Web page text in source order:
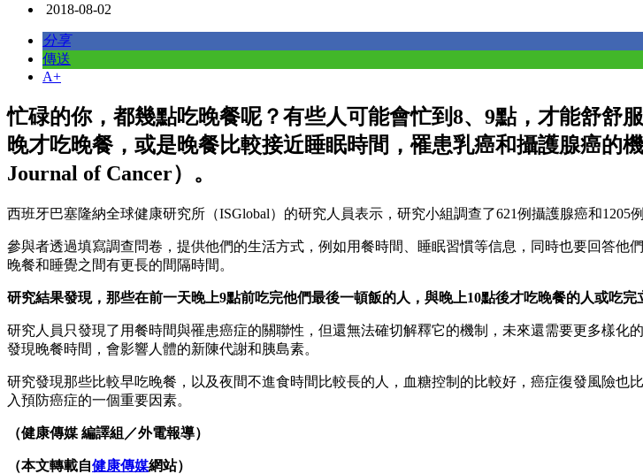
2018-08-02
分享
傳送
A+
忙碌的你，都幾點吃晚餐呢？有些人可能會忙到8、9點，才能舒舒
晚才吃晚餐，或是晚餐比較接近睡眠時間，罹患乳癌和攝護腺癌的
Journal of Cancer）。
西班牙巴塞隆納全球健康研究所（ISGlobal）的研究人員表示，研究小組調查了621例攝護腺癌和
參與者透過填寫調查問卷，提供他們的生活方式，例如用餐時間、睡眠習慣等信息，同時也要回答
晚餐和睡覺之間有更長的間隔時間。
研究結果發現，那些在前一天晚上9點前吃完他們最後一頓飯的人，與晚上10點後才吃晚餐的人或吃
研究人員只發現了用餐時間與罹患癌症的關聯性，但還無法確切解釋它的機制，未來還需要更多樣
發現晚餐時間，會影響人體的新陳代謝和胰島素。
研究發現那些比較早吃晚餐，以及夜間不進食時間比較長的人，血糖控制的比較好，癌症復發風險
入預防癌症的一個重要因素。
（健康傳媒 編譯組／外電報導）
（本文轉載自健康傳媒網站）